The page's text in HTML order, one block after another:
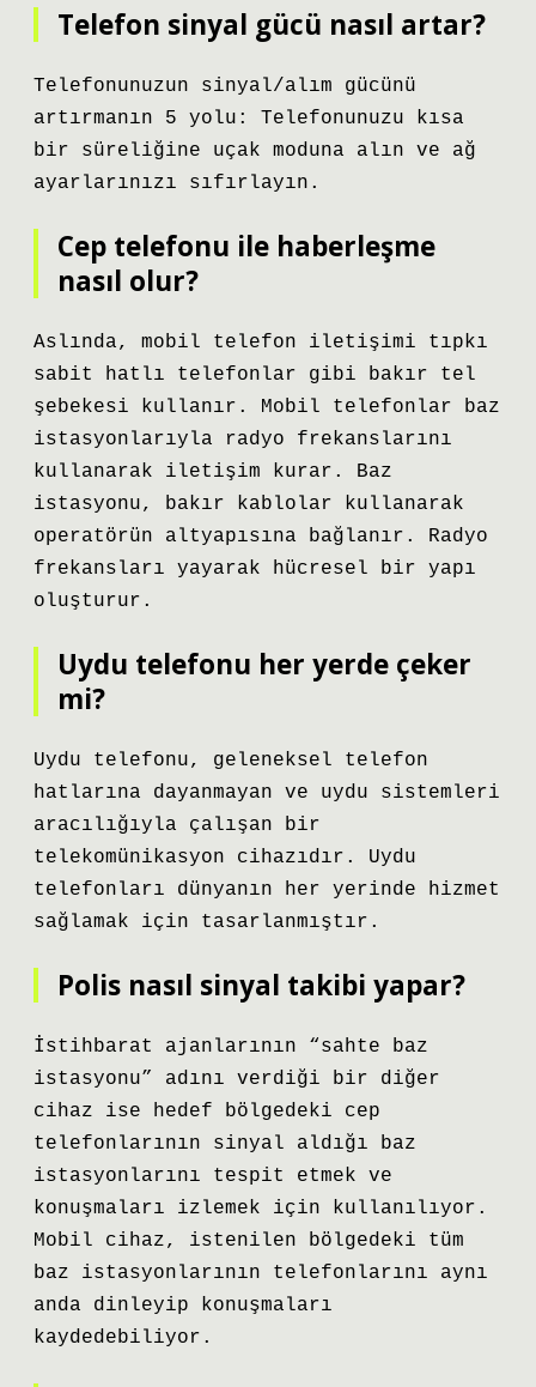
Telefon sinyal gücü nasıl artar?
Telefonunuzun sinyal/alım gücünü
artırmanın 5 yolu: Telefonunuzu kısa
bir süreliğine uçak moduna alın ve ağ
ayarlarınızı sıfırlayın.
Cep telefonu ile haberleşme
nasıl olur?
Aslında, mobil telefon iletişimi tıpkı
sabit hatlı telefonlar gibi bakır tel
şebekesi kullanır. Mobil telefonlar baz
istasyonlarıyla radyo frekanslarını
kullanarak iletişim kurar. Baz
istasyonu, bakır kablolar kullanarak
operatörün altyapısına bağlanır. Radyo
frekansları yayarak hücresel bir yapı
oluşturur.
Uydu telefonu her yerde çeker
mi?
Uydu telefonu, geleneksel telefon
hatlarına dayanmayan ve uydu sistemleri
aracılığıyla çalışan bir
telekomünikasyon cihazıdır. Uydu
telefonları dünyanın her yerinde hizmet
sağlamak için tasarlanmıştır.
Polis nasıl sinyal takibi yapar?
İstihbarat ajanlarının “sahte baz
istasyonu” adını verdiği bir diğer
cihaz ise hedef bölgedeki cep
telefonlarının sinyal aldığı baz
istasyonlarını tespit etmek ve
konuşmaları izlemek için kullanılıyor.
Mobil cihaz, istenilen bölgedeki tüm
baz istasyonlarının telefonlarını aynı
anda dinleyip konuşmaları
kaydedebiliyor.